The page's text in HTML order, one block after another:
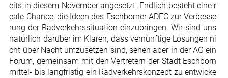
eits in diesem November angesetzt. Endlich besteht eine r
eale Chance, die Ideen des Eschborner ADFC zur Verbesse
rung der Radverkehrssituation einzubringen. Wir sind uns
natürlich darüber im Klaren, dass vernünftige Lösungen ni
cht über Nacht umzusetzen sind, sehen aber in der AG ein
Forum, gemeinsam mit den Vertretern der Stadt Eschborn
mittel- bis langfristig ein Radverkehrskonzept zu entwicke